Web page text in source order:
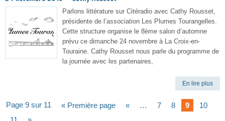
Parlons littérature sur Citéradio avec Cathy Rousset,
présidente de l’association Les Plumes Tourangelles.
Cette structure organise le 8ème salon d’automne
prévu ce dimanche 24 novembre à La Croix-en-
Touraine. Cathy Rousset nous parle du programme de
la journée avec les partenaires,
En lire plus
Page 9 sur 11 « Première page « … 7 8 9
10